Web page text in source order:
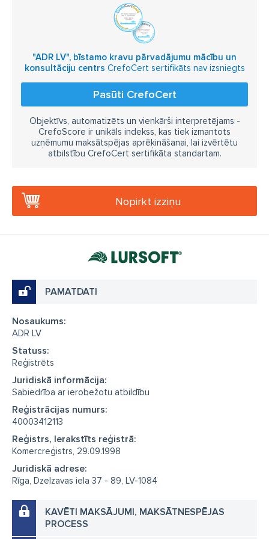
"ADR LV", bīstamo kravu pārvadājumu mācību un
konsultāciju centrs CrefoCert sertifikāts nav izsniegts
Pasūti CrefoCert
Objektīvs, automatizēts un vienkārši interpretējams -
CrefoScore ir unikāls indekss, kas tiek izmantots
uzņēmumu maksātspējas aprēķināšanai, lai izvērtētu
atbilstību CrefoCert sertifikāta standartam.
Nopirkt izziņu
PAMATDATI
Nosaukums:
ADR LV
Statuss:
Reģistrēts
Juridiskā informācija:
Sabiedrība ar ierobežotu atbildību
Reģistrācijas numurs:
40003412113
Reģistrs, Ierakstīts reģistrā:
Komercreģistrs, 29.09.1998
Juridiskā adrese:
Rīga, Dzelzavas iela 37 - 89, LV-1084
KAVĒTI MAKSĀJUMI, MAKSĀTNESPĒJAS
PROCESS